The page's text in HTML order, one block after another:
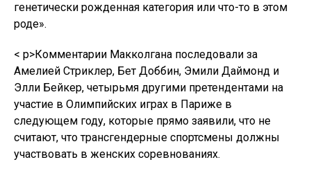
генетически рожденная категория или что-то в этом
роде».
< р>Комментарии Макколгана последовали за
Амелией Стриклер, Бет Доббин, Эмили Даймонд и
Элли Бейкер, четырьмя другими претендентами на
участие в Олимпийских играх в Париже в
следующем году, которые прямо заявили, что не
считают, что трансгендерные спортсмены должны
участвовать в женских соревнованиях.